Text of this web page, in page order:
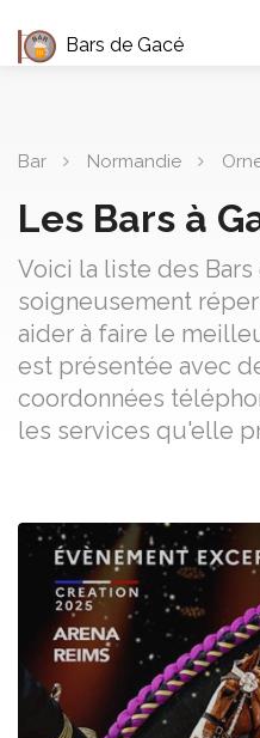
Bars de Gacé
Bar Normandie
Les Bars à
Voici la liste des Bars
soigneusement
aider à faire le
est présentée avec
coordonnées
les services qu'elle